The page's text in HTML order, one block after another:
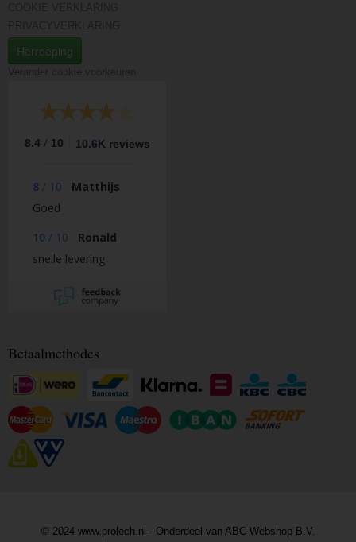
Herroeping
8.4 / 10 10.6K reviews
8 / 10
Matthijs
Goed
10 / 10
Ronald
snelle levering
Betaalmethodes